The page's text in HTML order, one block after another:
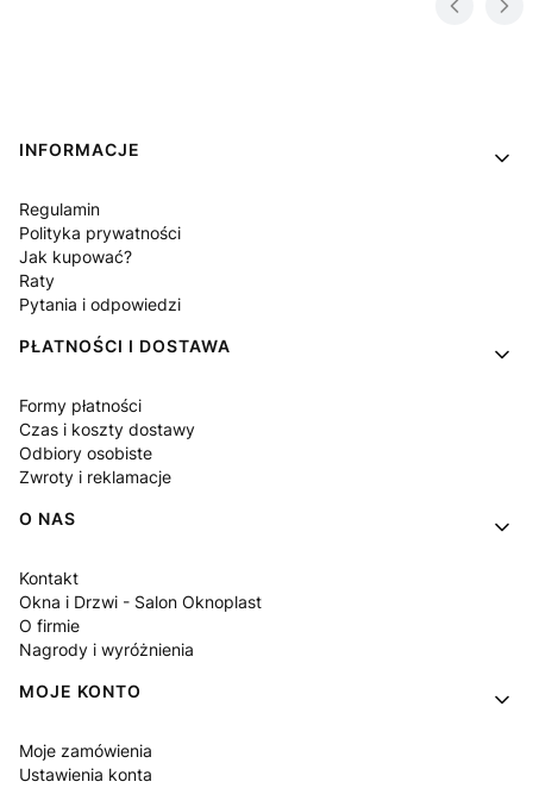
Linki w stopce
INFORMACJE
Regulamin
Polityka prywatności
Jak kupować?
Raty
Pytania i odpowiedzi
PŁATNOŚCI I DOSTAWA
Formy płatności
Czas i koszty dostawy
Odbiory osobiste
Zwroty i reklamacje
O NAS
Kontakt
Okna i Drzwi - Salon Oknoplast
O firmie
Nagrody i wyróżnienia
MOJE KONTO
Moje zamówienia
Ustawienia konta